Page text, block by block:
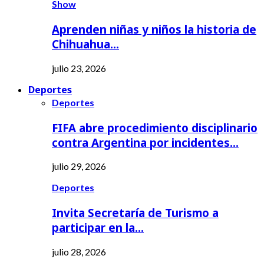
Show
Aprenden niñas y niños la historia de
Chihuahua…
julio 23, 2026
Deportes
Deportes
FIFA abre procedimiento disciplinario
contra Argentina por incidentes…
julio 29, 2026
Deportes
Invita Secretaría de Turismo a
participar en la…
julio 28, 2026